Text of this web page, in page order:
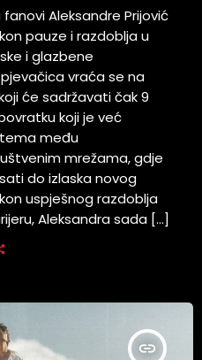
Aleksandre Prijović
pauze i razdoblja u
i glazbene
vraća se na
će sadržavati čak 9
koji je već
među
mrežama, gdje
do izlaska novog
uspješnog razdoblja
Aleksandra sada […]
insert_link